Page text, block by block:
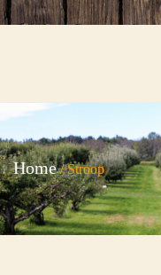
Home/Stroop